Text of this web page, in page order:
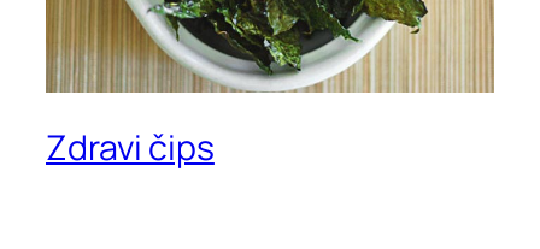
Zdravi čips